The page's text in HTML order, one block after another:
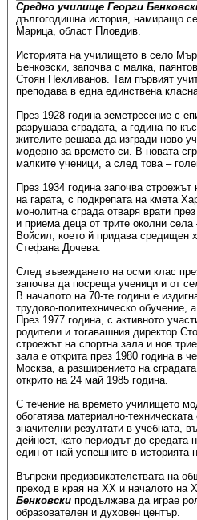
Средно училище Георги
дългогодишна история, намиращо
Марица, област Пловдив.
Историята на училището в село
Бенковски, започва с малка,
Стоян Пехливанов. Там първият
преподава в една единствена
През 1928 година земетресение с
разрушава сградата, а година по-
жителите решава да изгради ново
модерно за времето си. В новата
малките ученици, а след това –
През 1934 година започва строежът
на гарата, с подкрепата на кмета
монолитна сграда отваря врати
и приема деца от трите околни
Войсил, което й придава средищен
Стефана Дочева.
След въвеждането на осми клас
започва да посреща ученици и от
В началото на 70-те години е
трудово-политехническо обучение,
През 1977 година, с активното
родители и тогавашния директор
строежът на спортна зала и нов
зала е открита през 1980 година в
Москва, а разширението на
открито на 24 май 1985 година.
С течение на времето училището
обогатява материално-
значителни резултати в учебната,
дейност, като периодът до средата
един от най-успешните в историята
Въпреки предизвикателствата на
преход в края на XX и началото на
Бенковскипродължава да играе
образователен и духовен център.